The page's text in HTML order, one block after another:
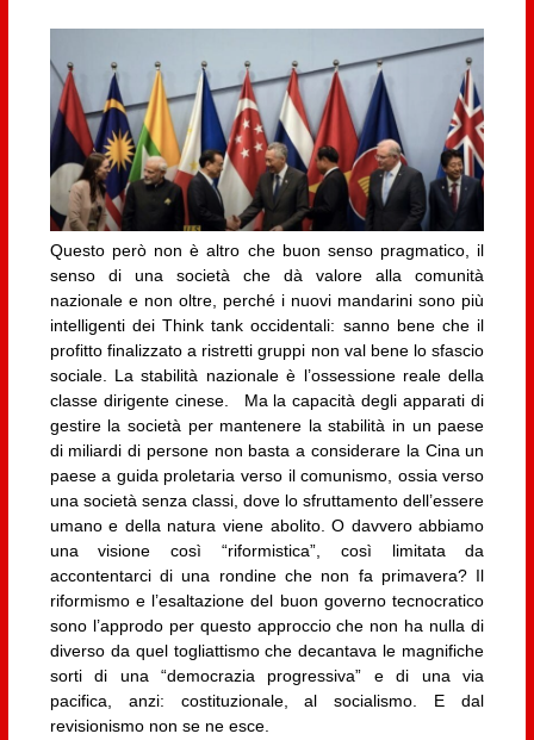
Questo però non è altro che buon senso pragmatico, il
senso di una società che dà valore alla comunità
nazionale e non oltre, perché i nuovi mandarini sono più
intelligenti dei Think tank occidentali: sanno bene che il
profitto finalizzato a ristretti gruppi non val bene lo sfascio
sociale. La stabilità nazionale è l’ossessione reale della
classe dirigente cinese. Ma la capacità degli apparati di
gestire la società per mantenere la stabilità in un paese
di miliardi di persone non basta a considerare la Cina un
paese a guida proletaria verso il comunismo, ossia verso
una società senza classi, dove lo sfruttamento dell’essere
umano e della natura viene abolito. O davvero abbiamo
una visione così “riformistica”, così limitata da
accontentarci di una rondine che non fa primavera? Il
riformismo e l’esaltazione del buon governo tecnocratico
sono l’approdo per questo approccio che non ha nulla di
diverso da quel togliattismo che decantava le magnifiche
sorti di una “democrazia progressiva” e di una via
pacifica, anzi: costituzionale, al socialismo. E dal
revisionismo non se ne esce.